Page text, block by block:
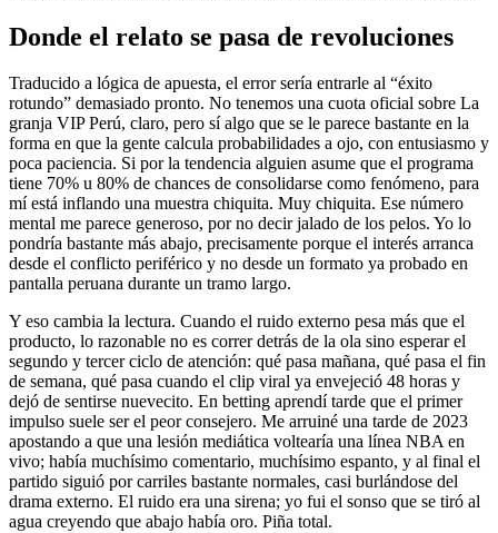
Donde el relato se pasa de revoluciones
Traducido a lógica de apuesta, el error sería entrarle al “éxito
rotundo” demasiado pronto. No tenemos una cuota oficial sobre La
granja VIP Perú, claro, pero sí algo que se le parece bastante en la
forma en que la gente calcula probabilidades a ojo, con entusiasmo y
poca paciencia. Si por la tendencia alguien asume que el programa
tiene 70% u 80% de chances de consolidarse como fenómeno, para
mí está inflando una muestra chiquita. Muy chiquita. Ese número
mental me parece generoso, por no decir jalado de los pelos. Yo lo
pondría bastante más abajo, precisamente porque el interés arranca
desde el conflicto periférico y no desde un formato ya probado en
pantalla peruana durante un tramo largo.
Y eso cambia la lectura. Cuando el ruido externo pesa más que el
producto, lo razonable no es correr detrás de la ola sino esperar el
segundo y tercer ciclo de atención: qué pasa mañana, qué pasa el fin
de semana, qué pasa cuando el clip viral ya envejeció 48 horas y
dejó de sentirse nuevecito. En betting aprendí tarde que el primer
impulso suele ser el peor consejero. Me arruiné una tarde de 2023
apostando a que una lesión mediática voltearía una línea NBA en
vivo; había muchísimo comentario, muchísimo espanto, y al final el
partido siguió por carriles bastante normales, casi burlándose del
drama externo. El ruido era una sirena; yo fui el sonso que se tiró al
agua creyendo que abajo había oro. Piña total.